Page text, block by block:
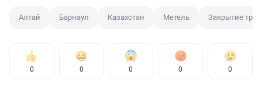
Алтай Барнаул Казахстан Метель Закрытие
0 0 0 0 0